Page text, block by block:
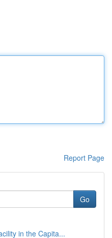
Report Page
Go
in the Capita...